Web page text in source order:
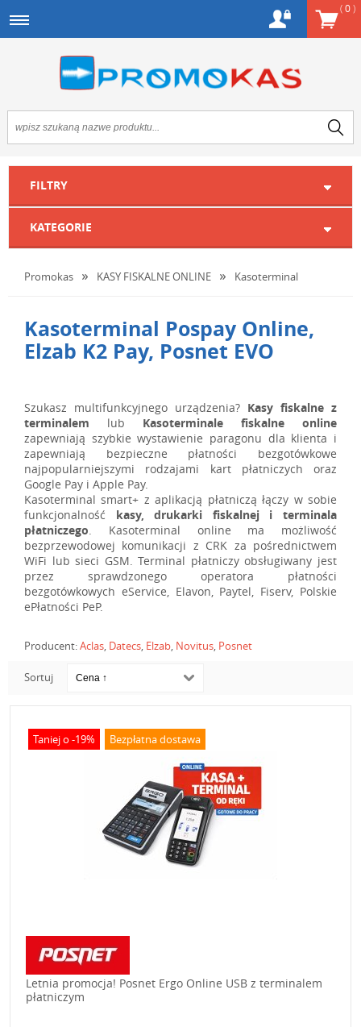
(0)
FILTRY
KATEGORIE
Promokas KASY FISKALNE ONLINE Kasoterminal
Kasoterminal Pospay Online,
Elzab K2 Pay, Posnet EVO
Szukasz multifunkcyjnego urządzenia? Kasy fiskalne z
terminalem lub Kasoterminale fiskalne
online
zapewniają szybkie wystawienie paragonu dla klienta i
zapewniają bezpieczne płatności bezgotówkowe
najpopularniejszymi rodzajami kart płatniczych oraz
Google Pay i Apple Pay.
Kasoterminal smart+ z aplikacją płatniczą łączy w sobie
funkcjonalność kasy, drukarki fiskalnej i terminala
płatniczego. Kasoterminal online ma możliwość
bezprzewodowej komunikacji z CRK za pośrednictwem
WiFi lub sieci GSM. Terminal płatniczy obsługiwany jest
przez sprawdzonego operatora płatności
bezgotówkowych eService, Elavon, Paytel, Fiserv, Polskie
ePłatności PeP.
Producent:Aclas, Datecs, Elzab, Novitus, Posnet
Sortuj
Taniej o -19% Bezpłatna dostawa
Letnia promocja! Posnet Ergo Online USB z terminalem
płatniczym